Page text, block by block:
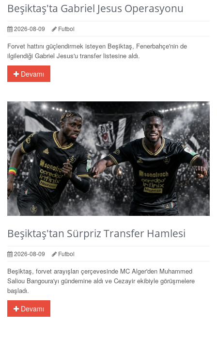
Beşiktaş'ta Gabriel Jesus Operasyonu
2026-08-09 Futbol
Forvet hattını güçlendirmek isteyen Beşiktaş, Fenerbahçe'nin de
ilgilendiği Gabriel Jesus'u transfer listesine aldı.
Devamı
Beşiktaş'tan Sürpriz Transfer Hamlesi
2026-08-09 Futbol
Beşiktaş, forvet arayışları çerçevesinde MC Alger'den Muhammed
Saliou Bangoura'yı gündemine aldı ve Cezayir ekibiyle görüşmelere
başladı.
Devamı